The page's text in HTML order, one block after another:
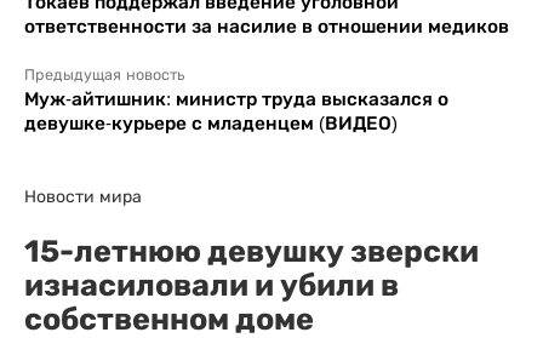
ответственности за насилие в отношении медиков
Предыдущая новость
Муж-айтишник: министр труда высказался о
девушке-курьере с младенцем (ВИДЕО)
Новости мира
15-летнюю девушку зверски
изнасиловали и убили в
собственном доме